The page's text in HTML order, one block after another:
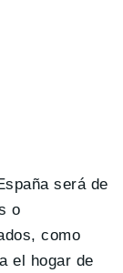
será de
o
como
el hogar de